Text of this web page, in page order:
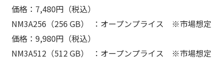
価格：7,480円（税込）
NM3A256（256 GB） ：オープンプライス ※市場想定
価格：9,980円（税込）
NM3A512（512 GB） ：オープンプライス ※市場想定